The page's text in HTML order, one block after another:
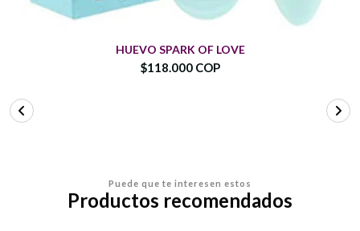
HUEVO SPARK OF LOVE
$118.000 COP
Puede que te interesen estos
Productos recomendados